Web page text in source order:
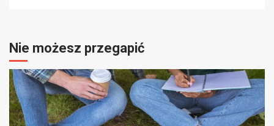
Nie możesz przegapić